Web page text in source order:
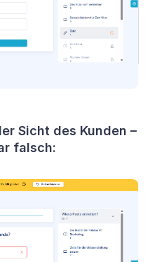
Sicht des Kunden –
falsch: